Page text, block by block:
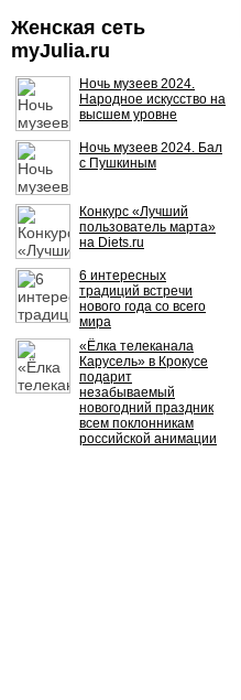
Женская сеть
myJulia.ru
Ночь музеев 2024.
Народное искусство на
высшем уровне
Ночь музеев 2024. Бал
с Пушкиным
Конкурс «Лучший
пользователь марта»
на Diets.ru
6 интересных
традиций встречи
нового года со всего
мира
«Ёлка телеканала
Карусель» в Крокусе
подарит
незабываемый
новогодний праздник
всем поклонникам
российской анимации